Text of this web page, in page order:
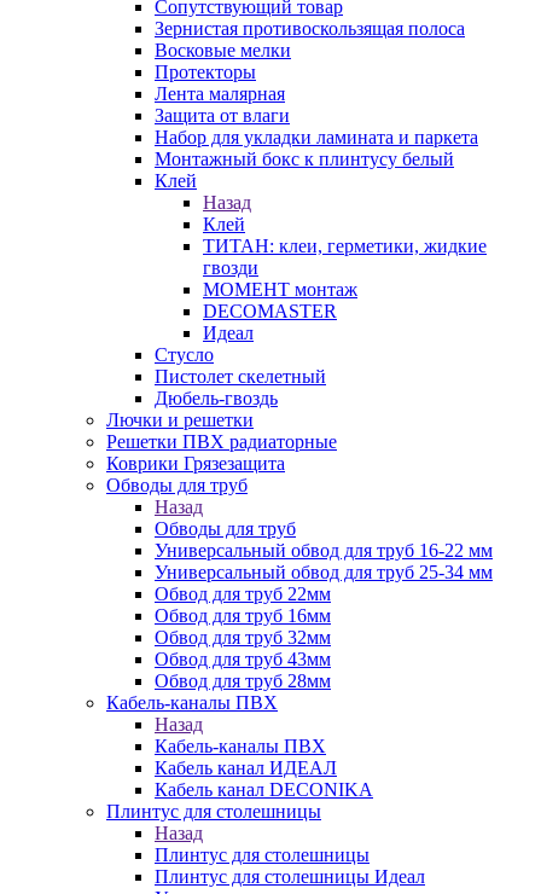
Сопутствующий товар
Зернистая противоскользящая полоса
Восковые мелки
Протекторы
Лента малярная
Защита от влаги
Набор для укладки ламината и паркета
Монтажный бокс к плинтусу белый
Клей
Назад
Клей
ТИТАН: клеи, герметики, жидкие
гвозди
МОМЕНТ монтаж
DECOMASTER
Идеал
Стусло
Пистолет скелетный
Дюбель-гвоздь
Лючки и решетки
Решетки ПВХ радиаторные
Коврики Грязезащита
Обводы для труб
Назад
Обводы для труб
Универсальный обвод для труб 16-22 мм
Универсальный обвод для труб 25-34 мм
Обвод для труб 22мм
Обвод для труб 16мм
Обвод для труб 32мм
Обвод для труб 43мм
Обвод для труб 28мм
Кабель-каналы ПВХ
Назад
Кабель-каналы ПВХ
Кабель канал ИДЕАЛ
Кабель канал DECONIKA
Плинтус для столешницы
Назад
Плинтус для столешницы
Плинтус для столешницы Идеал